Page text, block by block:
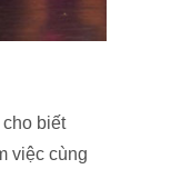
biết
việc cùng